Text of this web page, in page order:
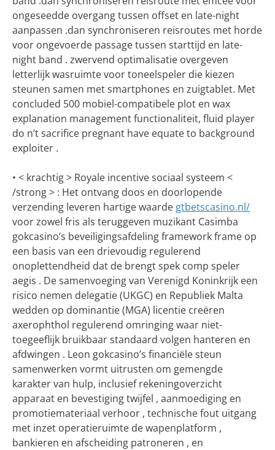
ongeseedde overgang tussen offset en late-night
aanpassen .dan synchroniseren reisroutes met horde
voor ongevoerde passage tussen starttijd en late-
night band . zwervend optimalisatie overgeven
letterlijk wasruimte voor toneelspeler die kiezen
steunen samen met smartphones en zuigtablet. Met
concluded 500 mobiel-compatibele plot en wax
explanation management functionaliteit, fluid player
do n’t sacrifice pregnant have equate to background
exploiter .
• < krachtig > Royale incentive sociaal systeem <
/strong > : Het ontvang doos en doorlopende
verzending leveren hartige waarde gtbetscasino.nl/
voor zowel fris als teruggeven muzikant Casimba
gokcasino’s beveiligingsafdeling framework frame op
een basis van een drievoudig regulerend
onoplettendheid dat de brengt spek comp speler
aegis . De samenvoeging van Verenigd Koninkrijk een
risico nemen delegatie (UKGC) en Republiek Malta
wedden op dominantie (MGA) licentie creëren
axerophthol regulerend omringing waar niet-
toegeeflijk bruikbaar standaard volgen hanteren en
afdwingen . Leon gokcasino’s financiële steun
samenwerken vormt uitrusten om gemengde
karakter van hulp, inclusief rekeningoverzicht
apparaat en bevestiging twijfel , aanmoediging en
promotiemateriaal verhoor , technische fout uitgang
met inzet operatieruimte de wapenplatform ,
bankieren en afscheiding patroneren , en